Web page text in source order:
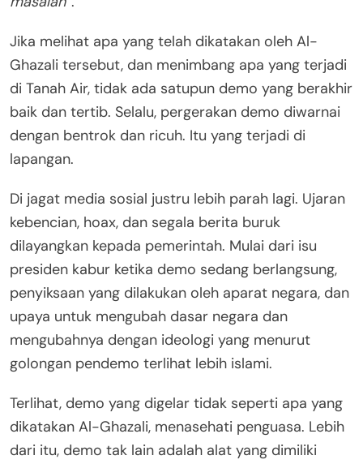
Jika melihat apa yang telah dikatakan oleh Al-
Ghazali tersebut, dan menimbang apa yang terjadi
di Tanah Air, tidak ada satupun demo yang berakhir
baik dan tertib. Selalu, pergerakan demo diwarnai
dengan bentrok dan ricuh. Itu yang terjadi di
lapangan.
Di jagat media sosial justru lebih parah lagi. Ujaran
kebencian, hoax, dan segala berita buruk
dilayangkan kepada pemerintah. Mulai dari isu
presiden kabur ketika demo sedang berlangsung,
penyiksaan yang dilakukan oleh aparat negara, dan
upaya untuk mengubah dasar negara dan
mengubahnya dengan ideologi yang menurut
golongan pendemo terlihat lebih islami.
Terlihat, demo yang digelar tidak seperti apa yang
dikatakan Al-Ghazali, menasehati penguasa. Lebih
dari itu, demo tak lain adalah alat yang dimiliki